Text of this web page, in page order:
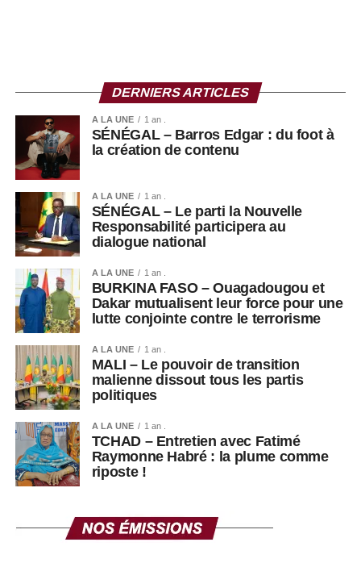
DERNIERS ARTICLES
A LA UNE 1 an .
SÉNÉGAL – Barros Edgar : du foot à
la création de contenu
A LA UNE 1 an .
SÉNÉGAL – Le parti la Nouvelle
Responsabilité participera au
dialogue national
A LA UNE 1 an .
BURKINA FASO – Ouagadougou et
Dakar mutualisent leur force pour une
lutte conjointe contre le terrorisme
A LA UNE 1 an .
MALI – Le pouvoir de transition
malienne dissout tous les partis
politiques
A LA UNE 1 an .
TCHAD – Entretien avec Fatimé
Raymonne Habré : la plume comme
riposte !